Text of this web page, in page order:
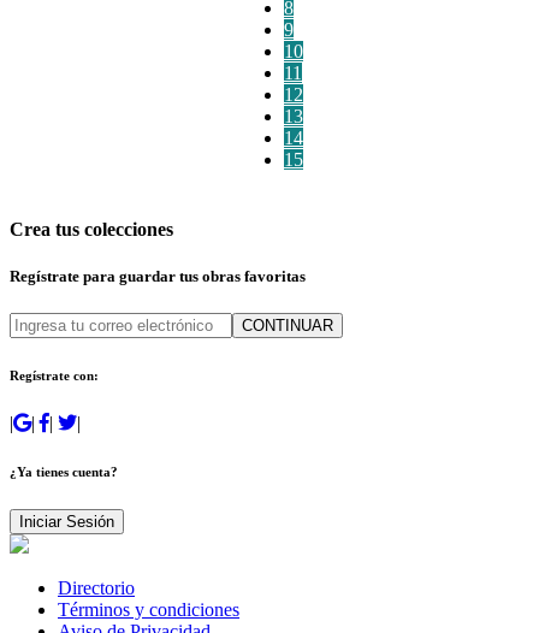
8
9
10
11
12
13
14
15
Crea tus colecciones
Regístrate para guardar tus obras favoritas
CONTINUAR
Regístrate con:
| | | |
¿Ya tienes cuenta?
Iniciar Sesión
Directorio
Términos y condiciones